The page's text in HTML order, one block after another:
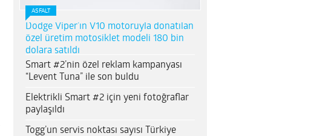
ASFALT
Dodge Viper’ın V10 motoruyla donatılan
özel üretim motosiklet modeli 180 bin
dolara satıldı
Smart #2’nin özel reklam kampanyası
“Levent Tuna” ile son buldu
Elektrikli Smart #2 için yeni fotoğraflar
paylaşıldı
Togg’un servis noktası sayısı Türkiye